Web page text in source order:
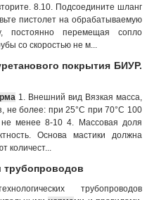
8.10. Подсоедините шланг
пистолет на обрабатываемую
постоянно перемещая сопло
со скоростью не м...
покрытия БИУР.
1. Внешний вид Вязкая масса,
не более: при 25°С при 70°С 100
менее 8-10 4. Массовая доля
Основа мастики должна
количест...
трубопроводов
трубопроводов